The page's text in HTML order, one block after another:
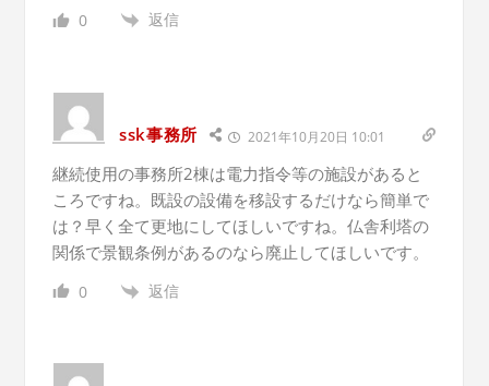
0 返信
ssk事務所 2021年10月20日 10:01
継続使用の事務所2棟は電力指令等の施設があると
ころですね。既設の設備を移設するだけなら簡単で
は？早く全て更地にしてほしいですね。仏舎利塔の
関係で景観条例があるのなら廃止してほしいです。
0 返信